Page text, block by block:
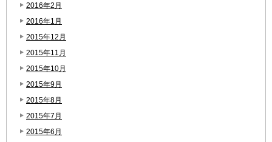
2016年2月
2016年1月
2015年12月
2015年11月
2015年10月
2015年9月
2015年8月
2015年7月
2015年6月